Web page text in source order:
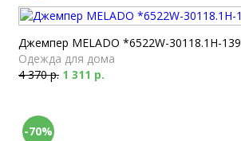
Джемпер MELADO *6522W-30118.1H-139
Одежда для дома
4 370 р. 1 311 р.
-70%